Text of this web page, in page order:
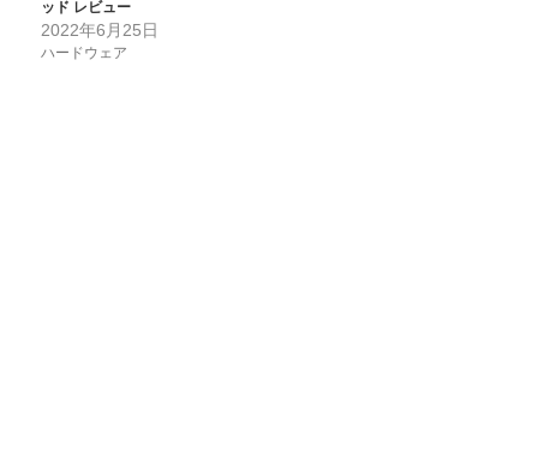
ッド レビュー
2022年6月25日
ハードウェア